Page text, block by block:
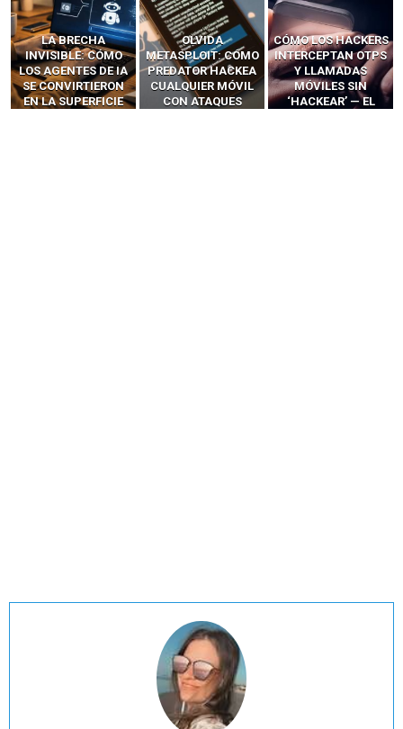
LA BRECHA
INVISIBLE: CÓMO
LOS AGENTES DE IA
SE CONVIRTIERON
EN LA SUPERFICIE
OLVIDA
METASPLOIT: CÓMO
PREDATOR HACKEA
CUALQUIER MÓVIL
CON ATAQUES
CÓMO LOS HACKERS
INTERCEPTAN OTPS
Y LLAMADAS
MÓVILES SIN
‘HACKEAR’ — EL